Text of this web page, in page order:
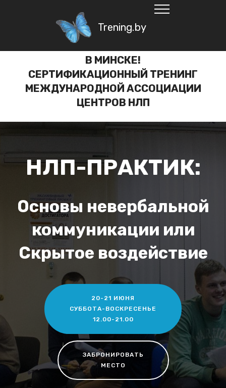
Trening.by
В МИНСКЕ!
СЕРТИФИКАЦИОННЫЙ ТРЕНИНГ
МЕЖДУНАРОДНОЙ АССОЦИАЦИИ
ЦЕНТРОВ НЛП
НЛП-ПРАКТИК:
Основы невербальной
коммуникации или
Скрытое воздействие
20-21 ИЮНЯ
СУББОТА-ВОСКРЕСЕНЬЕ
12.00-21.00
ЗАБРОНИРОВАТЬ
МЕСТО